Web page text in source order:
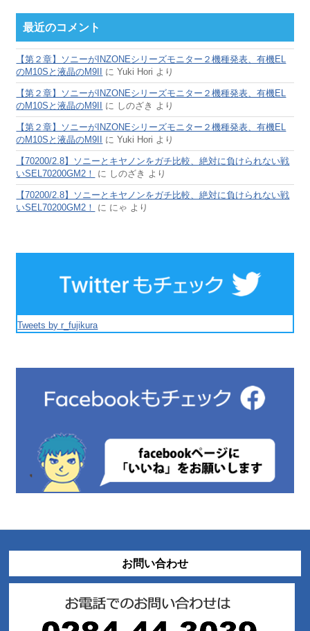
最近のコメント
【第２章】ソニーがINZONEシリーズモニター２機種発表、有機EL
のM10Sと液晶のM9II
にYuki Hori より
【第２章】ソニーがINZONEシリーズモニター２機種発表、有機EL
のM10Sと液晶のM9II
に しのざき より
【第２章】ソニーがINZONEシリーズモニター２機種発表、有機EL
のM10Sと液晶のM9II
にYuki Hori より
【70200/2.8】ソニーとキヤノンをガチ比較、絶対に負けられない戦
いSEL70200GM2！
に しのざき より
【70200/2.8】ソニーとキヤノンをガチ比較、絶対に負けられない戦
いSEL70200GM2！
に にゃ より
Tweets by r_fujikura
お問い合わせ